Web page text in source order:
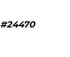
#24470